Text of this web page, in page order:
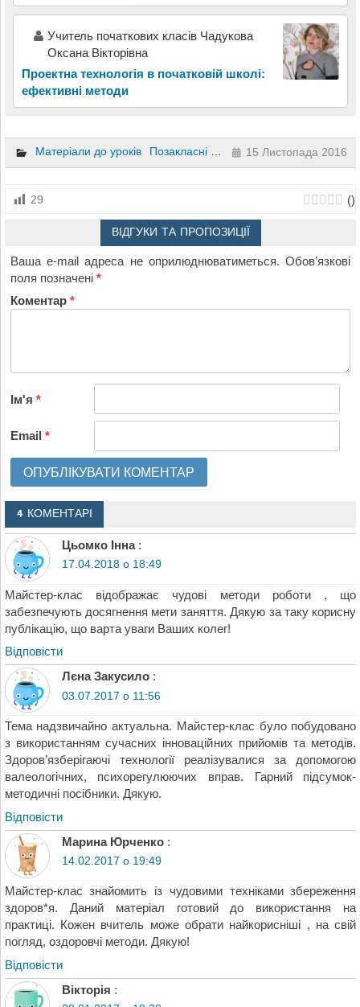
Учитель початкових класів Чадукова
Оксана Вікторівна
Проектна технологія в початковій школі:
ефективні методи
Матеріали до уроків Позакласні заходи Основи здоров’я
15 Листопада 2016
29 ()
ВІДГУКИ ТА ПРОПОЗИЦІЇ
Ваша e-mail адреса не оприлюднюватиметься. Обов’язкові
поля позначені*
Коментар*
Ім'я*
Email*
4 КОМЕНТАРІ
Цьомко Інна :
17.04.2018 о 18:49
Майстер-клас відображає чудові методи роботи , що
забезпечують досягнення мети заняття. Дякую за таку корисну
публікацію, що варта уваги Ваших колег!
Відповіcти
Лєна Закусило :
03.07.2017 о 11:56
Тема надзвичайно актуальна. Майстер-клас було побудовано
з використанням сучасних інноваційних прийомів та методів.
Здоров’язберігаючі технології реалізувалися за допомогою
валеологічних, психорегулюючих вправ. Гарний підсумок-
методичні посібники. Дякую.
Відповіcти
Марина Юрченко :
14.02.2017 о 19:49
Майстер-клас знайомить із чудовими техніками збереження
здоров*я. Даний матеріал готовий до використання на
практиці. Кожен вчитель може обрати найкорисніші , на свій
погляд, оздоровчі методи. Дякую!
Відповіcти
Вікторія :